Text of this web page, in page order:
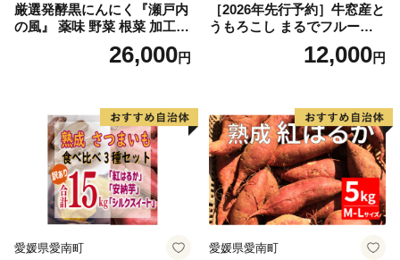
厳選発酵黒にんにく『瀬戸内
の風』 薬味 野菜 根菜 加工食
26,000円
［2026年先行予約］牛窓産と
うもろこし まるでフルー
ツ！最高糖度25度超え 生で
甘い、茹でて美味い！ 黄色
野菜
12,000円
愛媛県愛南町 愛媛県愛南町